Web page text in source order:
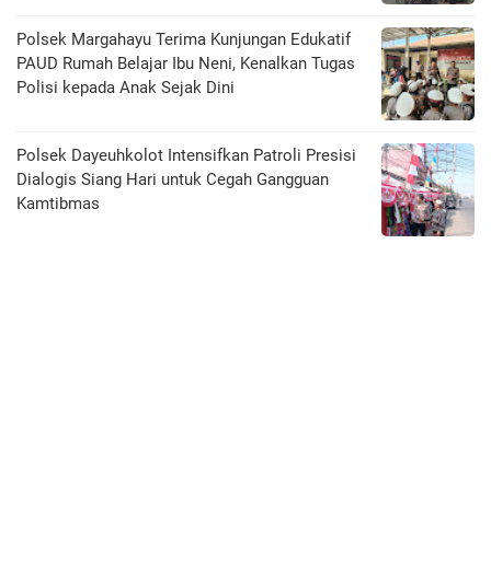
Polsek Margahayu Terima Kunjungan Edukatif
PAUD Rumah Belajar Ibu Neni, Kenalkan Tugas
Polisi kepada Anak Sejak Dini
Polsek Dayeuhkolot Intensifkan Patroli Presisi
Dialogis Siang Hari untuk Cegah Gangguan
Kamtibmas